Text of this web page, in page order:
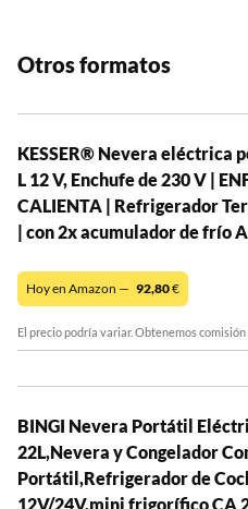
Otros formatos
KESSER® Nevera eléctrica
L 12 V, Enchufe de 230 V |
CALIENTA | Refrigerador
| con 2x acumulador de frío
Hoy en Amazon — 92,80€
El precio podría variar. Obtenemos
BINGI Nevera Portátil
22L,Nevera y Congelador
Portátil,Refrigerador de
12V/24V,mini frigorífico CA